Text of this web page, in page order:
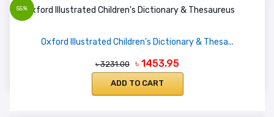
55%
Oxford Illustrated Children's Dictionary & Thesa...
৳ 3231.00 ৳ 1453.95
ADD TO CART